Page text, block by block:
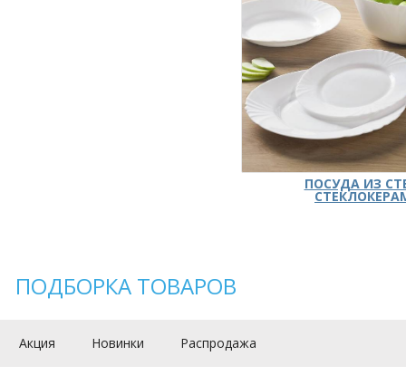
ПОСУДА ИЗ
ПОДБОРКА ТОВАРОВ
Акция Новинки Распродажа